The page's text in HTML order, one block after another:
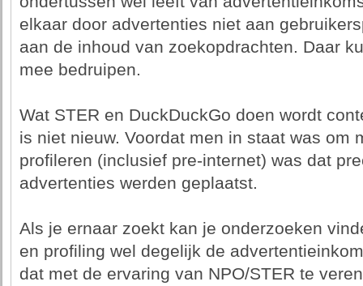
elkaar door advertenties niet aan
aan de inhoud van zoekopdrachten. Daar
mee bedruipen.
Wat STER en DuckDuckGo doen wordt
is niet nieuw. Voordat men in staat was om
profileren (inclusief pre-internet) was dat
advertenties werden geplaatst.
Als je ernaar zoekt kan je onderzoeken
en profiling wel degelijk de
dat met de ervaring van NPO/STER te